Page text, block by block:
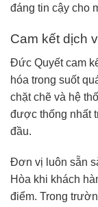
đáng tin cậy cho
Cam kết dịch
Đức Quyết cam
hóa trong suốt
chặt chẽ và hệ
được thống nhất
đầu.
Đơn vị luôn sẵn
Hòa khi khách
điểm. Trong